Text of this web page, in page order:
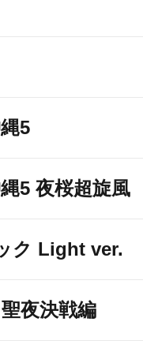
5
5 夜桜超旋風
ク Light ver.
夜決戦編